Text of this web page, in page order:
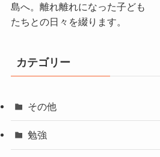
島へ。離れ離れになった子ども
たちとの日々を綴ります。
カテゴリー
その他
勉強